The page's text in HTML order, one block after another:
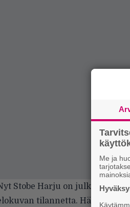
Stobe Harju on julkaissut
tilannetta. Hän
Me ja